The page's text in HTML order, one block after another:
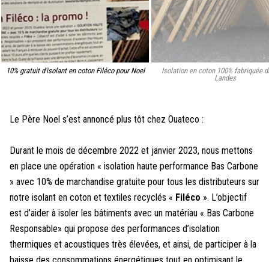
10% gratuit d'isolant en coton Filéco pour Noel
Isolation en coton 100% fabriquée
Landes
Le Père Noel s’est annoncé plus tôt chez Ouateco :
Durant le mois de décembre 2022 et janvier 2023, nous mettons
en place une opération « isolation haute performance Bas Carbone
» avec 10% de marchandise gratuite pour tous les distributeurs sur
notre isolant en coton et textiles recyclés « Filéco ». L’objectif
est d’aider à isoler les bâtiments avec un matériau « Bas Carbone
Responsable» qui propose des performances d’isolation
thermiques et acoustiques très élevées, et ainsi, de participer à la